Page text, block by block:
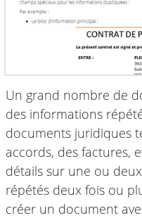
Un grand nombre de
des informations
documents juridiques
accords, des factures,
détails sur une ou
répétés deux fois ou
créer un document